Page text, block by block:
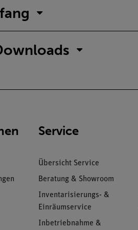
Service
Übersicht Service
Beratung & Showroom
Inventarisierungs- &
Einräumservice
Inbetriebnahme &